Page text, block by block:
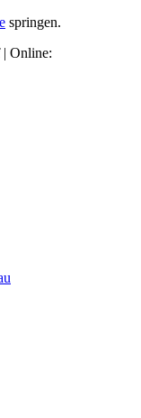
springen.
| Online: